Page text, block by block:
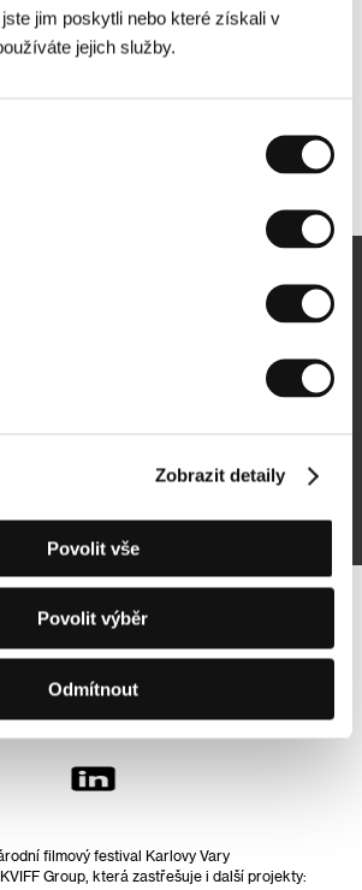
jim poskytli nebo které získali v
jejich služby.
Zobrazit detaily
Povolit vše
Povolit výběr
Odmítnout
Sledujte nás na síti:
filmový festival Karlovy Vary
Group, která zastřešuje i další projekty: